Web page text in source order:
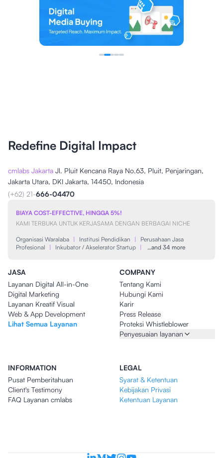
Redefine Digital Impact
cmlabs Jakarta Jl. Pluit Kencana Raya No.63, Pluit, Penjaringan,
Jakarta Utara, DKI Jakarta, 14450, Indonesia
(+62) 21-666-04470
BIAYA COST-EFFECTIVE, HINGGA 5%!
KAMI TERBUKA UNTUK KERJASAMA DENGAN BERBAGAI NICHE
Organisasi Waralaba | Institusi Pendidikan |
Perusahaan Jasa
Profesional
| Inkubator / Akselerator Startup | …and 34 more
JASA
Layanan Digital All-in-One
Digital Marketing
Layanan Kreatif Visual
Web & App Development
Lihat Semua Layanan
COMPANY
Tentang Kami
Hubungi Kami
Karir
Press Release
Proteksi Whistleblower
Penyesuaian layanan
INFORMATION
Pusat Pemberitahuan
Client's Testimony
FAQ Layanan cmlabs
LEGAL
Syarat & Ketentuan
Kebijakan Privasi
Ketentuan Layanan